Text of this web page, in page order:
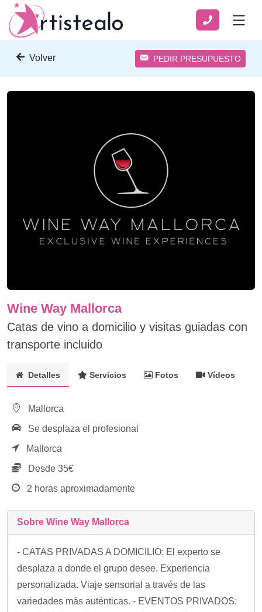
Volver PEDIR PRESUPUESTO
Wine Way Mallorca
Catas de vino a domicilio y visitas guiadas con
transporte incluido
Detalles Servicios Fotos Vídeos
Mallorca
Se desplaza el profesional
Mallorca
Desde 35€
2 horas aproximadamente
Sobre Wine Way Mallorca
- CATAS PRIVADAS A DOMICILIO: El experto se
desplaza a donde el grupo desee. Experiencia
personalizada. Viaje sensorial a través de las
variedades más auténticas. - EVENTOS PRIVADOS: